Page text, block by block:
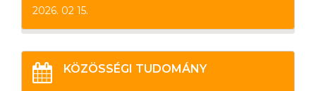
2026. 02 15.
KÖZÖSSÉGI TUDOMÁNY